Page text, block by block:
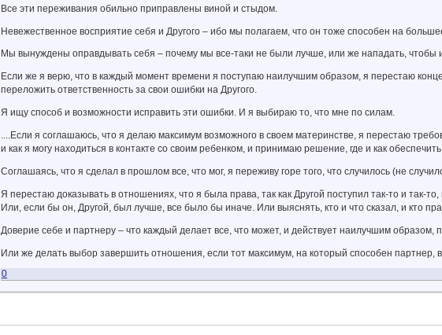
Все эти переживания обильно приправлены виной и стыдом.
Невежественное восприятие себя и Другого – ибо мы полагаем, что он тоже способен на
Мы вынуждены оправдывать себя – почему мы все-таки не были лучше, или же нападать, чтобы
Если же я верю, что в каждый момент времени я поступаю наилучшим образом, я перестаю
переложить ответственность за свои ошибки на Другого.
Я ищу способ и возможности исправить эти ошибки. И я выбираю то, что мне по силам.
....Если я соглашаюсь, что я делаю максимум возможного в своем материнстве, я перестаю
и как я могу находиться в контакте со своим ребенком, и принимаю решение, где и как
Соглашаясь, что я сделал в прошлом все, что мог, я переживу горе того, что случилось (не
Я перестаю доказывать в отношениях, что я была права, так как Другой поступил так-то и так-
Или, если бы он, Другой, был лучше, все было бы иначе. Или выяснять, кто и что сказал, и кто
Доверие себе и партнеру – что каждый делает все, что может, и действует наилучшим образом,
Или же делать выбор завершить отношения, если тот максимум, на который способен партнер,
0